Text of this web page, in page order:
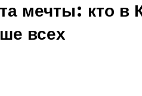
мечты: кто в
всех